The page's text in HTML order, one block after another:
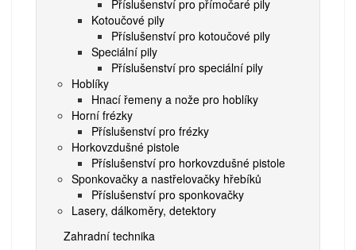
Příslušenství pro přímočaré pily
Kotoučové pily
Příslušenství pro kotoučové pily
Speciální pily
Příslušenství pro speciální pily
Hoblíky
Hnací řemeny a nože pro hoblíky
Horní frézky
Příslušenství pro frézky
Horkovzdušné pistole
Příslušenství pro horkovzdušné pistole
Sponkovačky a nastřelovačky hřebíků
Příslušenství pro sponkovačky
Lasery, dálkoměry, detektory
Zahradní technika